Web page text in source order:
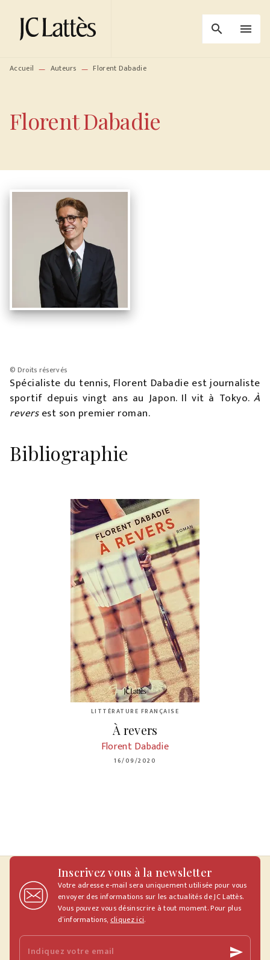
MENU RECHERCHE
PIED DE PAGE
search menu
Accueil — Auteurs — Florent Dabadie
Florent Dabadie
Spécialiste du tennis, Florent Dabadie est journaliste
sportif depuis vingt ans au Japon. Il vit à Tokyo.À
reversest son premier roman.
© Droits réservés
Bibliographie
LITTÉRATURE FRANÇAISE
À revers
Florent Dabadie
16/09/2020
Inscrivez vous à la newsletter
Votre adresse e-mail sera uniquement utilisée pour vous
envoyer des informations sur les actualités de JC Lattès.
Vous pouvez vous désinscrire à tout moment. Pour plus
d’informations, cliquez ici.
Indiquez votre email send